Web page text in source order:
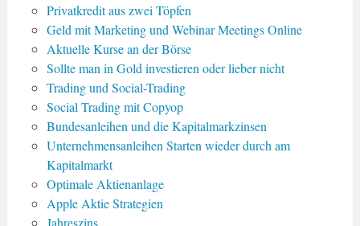
Privatkredit aus zwei Töpfen
Geld mit Marketing und Webinar Meetings Online
Aktuelle Kurse an der Börse
Sollte man in Gold investieren oder lieber nicht
Trading und Social-Trading
Social Trading mit Copyop
Bundesanleihen und die Kapitalmarkzinsen
Unternehmensanleihen Starten wieder durch am
Kapitalmarkt
Optimale Aktienanlage
Apple Aktie Strategien
Jahreszins